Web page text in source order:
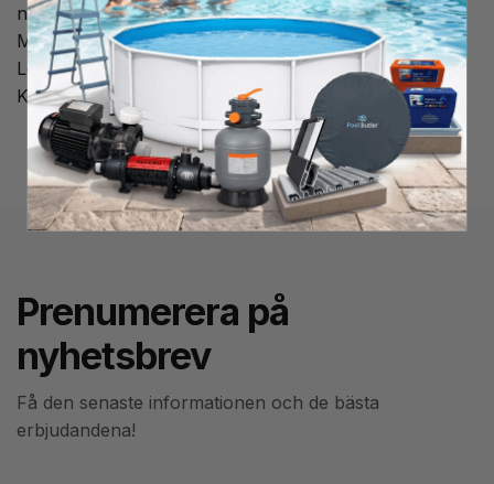
ned / föregående spår / nästa spår
Mått: 9 x 5,5 cm (3,58 '' x 2,15 '')
Ledningslängd: 6 m (20 ')
Kompatibel med: in.stream 2 ljudsystem
Prenumerera på
nyhetsbrev
Få den senaste informationen och de bästa
erbjudandena!